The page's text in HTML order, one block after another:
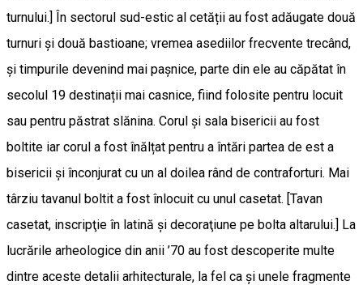
turnului.] În sectorul sud-estic al cetății au fost adăugate două
turnuri și două bastioane; vremea asediilor frecvente trecând,
și timpurile devenind mai pașnice, parte din ele au căpătat în
secolul 19 destinații mai casnice, fiind folosite pentru locuit
sau pentru păstrat slănina. Corul și sala bisericii au fost
boltite iar corul a fost înălțat pentru a întări partea de est a
bisericii și înconjurat cu un al doilea rând de contraforturi. Mai
târziu tavanul boltit a fost înlocuit cu unul casetat. [Tavan
casetat, inscripţie în latină şi decoraţiune pe bolta altarului.] La
lucrările arheologice din anii ’70 au fost descoperite multe
dintre aceste detalii arhitecturale, la fel ca și unele fragmente